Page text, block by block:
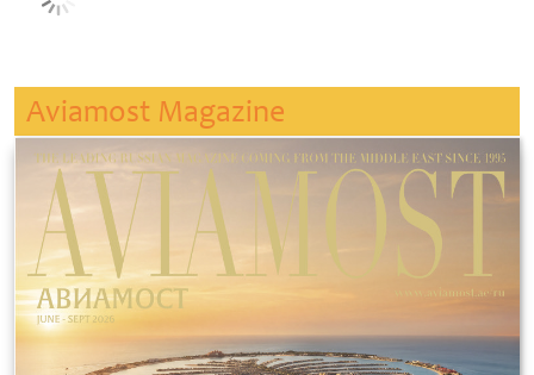
Aviamost Magazine